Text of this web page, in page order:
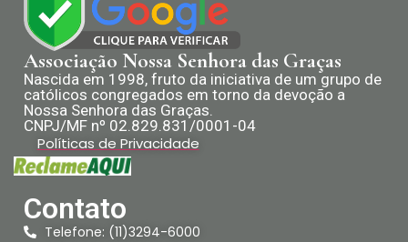
Associação Nossa Senhora das Graças
Nascida em 1998, fruto da iniciativa de um grupo de
católicos congregados em torno da devoção a
Nossa Senhora das Graças.
CNPJ/MF nº 02.829.831/0001-04
Políticas de Privacidade
Contato
Telefone: (11)3294-6000